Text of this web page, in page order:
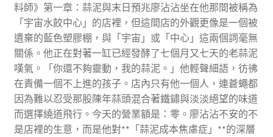
料師》第一章：蒜泥與末日預兆廖沾沾坐在他那間被稱為
「宇宙水餃中心」的店裡，但這間店的外觀更像是一個被
遺棄的藍色塑膠棚，與「宇宙」或「中心」這兩個詞毫無
關係。他正在對著一缸已經發酵了七個月又七天的老蒜泥
嘆氣。「你還不夠靈動，我的蒜泥。」他輕聲細語，彷彿
在責備一個不上進的孩子。店內只有他一個人，連蒼蠅都
因為難以忍受那股陳年蒜頭混合著鐵鏽與淡淡絕望的味道
而選擇繞道飛行。今天的營業額是：零。廖沾沾不安的不
是店裡的生意，而是他對**「蒜泥成本焦慮症」**的深層